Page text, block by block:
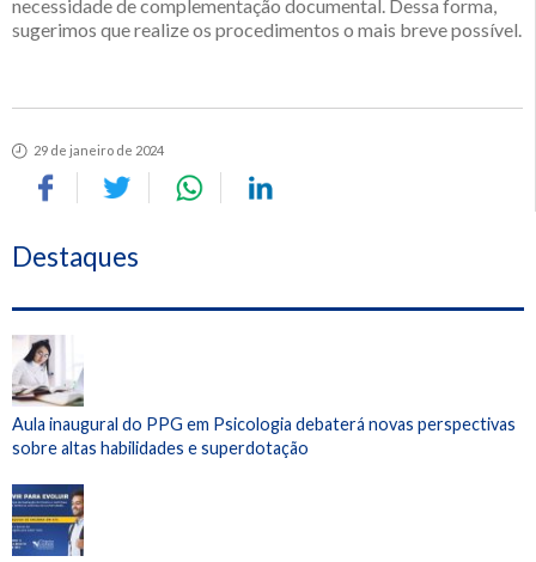
necessidade de complementação documental. Dessa forma,
sugerimos que realize os procedimentos o mais breve possível.
29 de janeiro de 2024
Destaques
Aula inaugural do PPG em Psicologia debaterá novas perspectivas
sobre altas habilidades e superdotação